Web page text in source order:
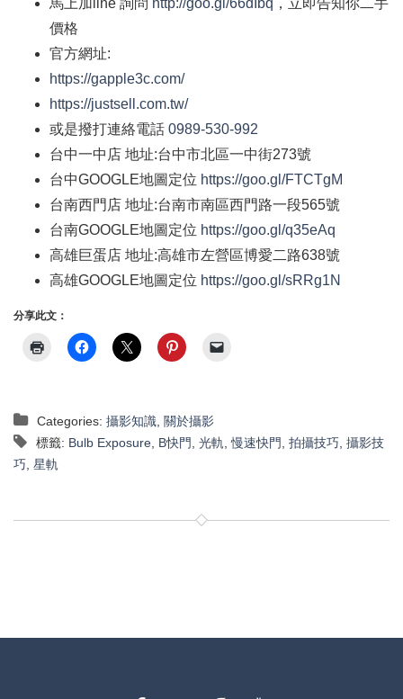
價格
官方網址:
https://gapple3c.com/
https://justsell.com.tw/
或是撥打連絡電話 0989-530-992
台中一中店 地址:台中市北區一中街273號
台中GOOGLE地圖定位 https://goo.gl/FTCTgM
台南西門店 地址:台南市南區西門路一段565號
台南GOOGLE地圖定位 https://goo.gl/q35eAq
高雄巨蛋店 地址:高雄市左營區博愛二路638號
高雄GOOGLE地圖定位 https://goo.gl/sRRg1N
分享此文：
Categories: 攝影知識 關於攝影
標籤: Bulb Exposure B快門 光軌 ,慢速快門 拍攝技巧 攝影技
巧 星軌